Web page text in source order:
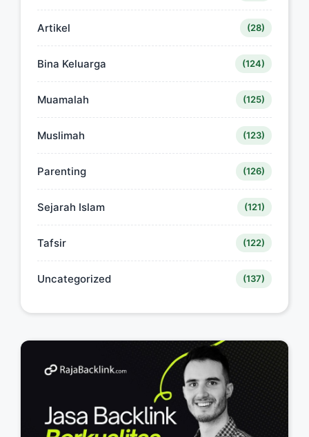
Artikel (28)
Bina Keluarga (124)
Muamalah (125)
Muslimah (123)
Parenting (126)
Sejarah Islam (121)
Tafsir (122)
Uncategorized (137)